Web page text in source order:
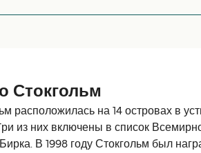
Стокгольм
расположилась на 14 островах в
из них включены в список
В 1998 году Стокгольм был